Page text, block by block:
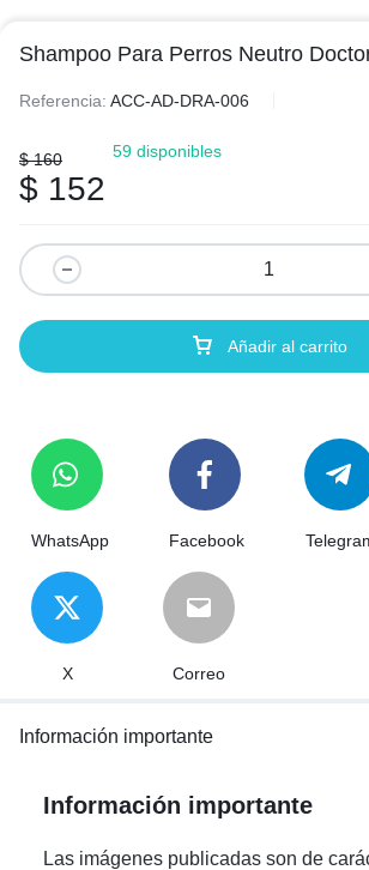
Shampoo Para Perros Neutro
Referencia: ACC-AD-DRA-006
$160
$ 152
59 disponibles
Añadir al carrito
WhatsApp Facebook
X Correo
Información importante
Información importante
Las imágenes publicadas son de